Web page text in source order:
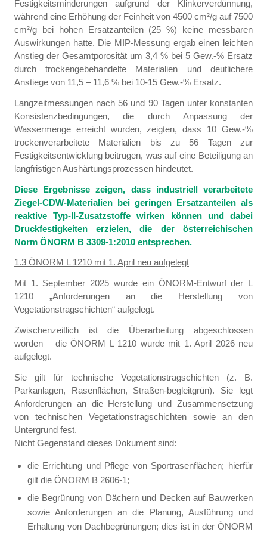
Festigkeitsminderungen aufgrund der Klinkerverdünnung,
während eine Erhöhung der Feinheit von 4500 cm²/g auf 7500
cm²/g bei hohen Ersatzanteilen (25 %) keine messbaren
Auswirkungen hatte. Die MIP-Messung ergab einen leichten
Anstieg der Gesamtporosität um 3,4 % bei 5 Gew.-% Ersatz
durch trockengebehandelte Materialien und deutlichere
Anstiege von 11,5 – 11,6 % bei 10-15 Gew.-% Ersatz.
Langzeitmessungen nach 56 und 90 Tagen unter konstanten
Konsistenzbedingungen, die durch Anpassung der
Wassermenge erreicht wurden, zeigten, dass 10 Gew.-%
trockenverarbeitete Materialien bis zu 56 Tagen zur
Festigkeitsentwicklung beitrugen, was auf eine Beteiligung an
langfristigen Aushärtungsprozessen hindeutet.
Diese Ergebnisse zeigen, dass industriell verarbeitete
Ziegel-CDW-Materialien bei geringen Ersatzanteilen als
reaktive Typ-II-Zusatzstoffe wirken können und dabei
Druckfestigkeiten erzielen, die der österreichischen
Norm ÖNORM B 3309-1:2010 entsprechen.
1.3 ÖNORM L 1210 mit 1. April neu aufgelegt
Mit 1. September 2025 wurde ein ÖNORM-Entwurf der L
1210 „Anforderungen an die Herstellung von
Vegetationstragschichten“ aufgelegt.
Zwischenzeitlich ist die Überarbeitung abgeschlossen
worden – die ÖNORM L 1210 wurde mit 1. April 2026 neu
aufgelegt.
Sie gilt für technische Vegetationstragschichten (z. B.
Parkanlagen, Rasenflächen, Straßen-begleitgrün). Sie legt
Anforderungen an die Herstellung und Zusammensetzung
von technischen Vegetationstragschichten sowie an den
Untergrund fest.
Nicht Gegenstand dieses Dokument sind:
die Errichtung und Pflege von Sportrasenflächen; hierfür
gilt die ÖNORM B 2606-1;
die Begrünung von Dächern und Decken auf Bauwerken
sowie Anforderungen an die Planung, Ausführung und
Erhaltung von Dachbegrünungen; dies ist in der ÖNORM